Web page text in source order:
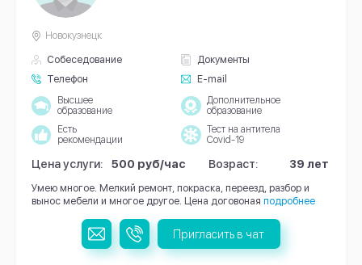
Собеседование
Документы
Телефон
E-mail
Новокузнецк
Высшее
образование
Дополнительное
образование
Есть
рекомендации
Тест на антитела
Covid-19
Цена услуги: 500 руб/час Возраст: 39 лет
Умею многое. Мелкий ремонт, покраска, переезд, разбор и
вынос мебели и многое другое. Цена договоная подробнее
Пригласить в чат